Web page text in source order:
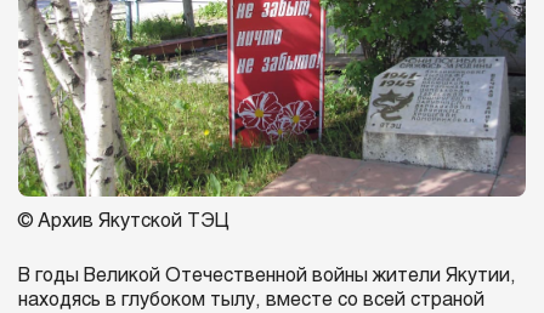
© Архив Якутской ТЭЦ
В годы Великой Отечественной войны жители Якутии,
находясь в глубоком тылу, вместе со всей страной